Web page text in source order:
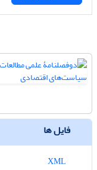
فایل ها